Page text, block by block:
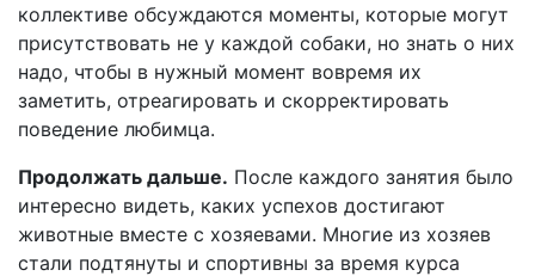
коллективе обсуждаются моменты, которые могут
присутствовать не у каждой собаки, но знать о них
надо, чтобы в нужный момент вовремя их
заметить, отреагировать и скорректировать
поведение любимца.
Продолжать дальше. После каждого занятия было
интересно видеть, каких успехов достигают
животные вместе с хозяевами. Многие из хозяев
стали подтянуты и спортивны за время курса